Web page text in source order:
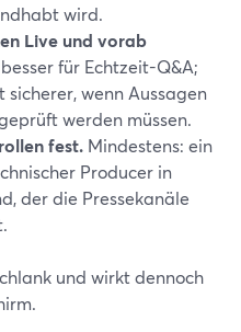
wird.
Live und vorab
für Echtzeit-Q&A;
wenn Aussagen
werden müssen.
fest. Mindestens: ein
Producer in
der die Pressekanäle
und wirkt dennoch